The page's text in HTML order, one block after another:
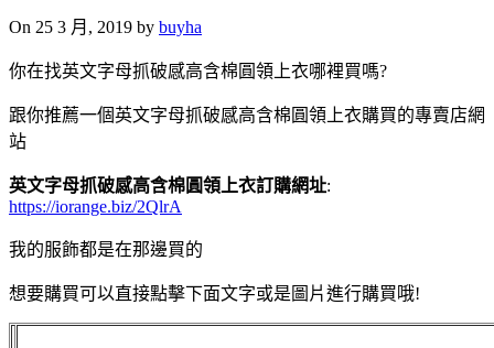
On 25 3 月, 2019 by buyha
你在找英文字母抓破感高含棉圓領上衣哪裡買嗎?
跟你推薦一個英文字母抓破感高含棉圓領上衣購買的專賣店網
站
英文字母抓破感高含棉圓領上衣訂購網址:
https://iorange.biz/2QlrA
我的服飾都是在那邊買的
想要購買可以直接點擊下面文字或是圖片進行購買哦!